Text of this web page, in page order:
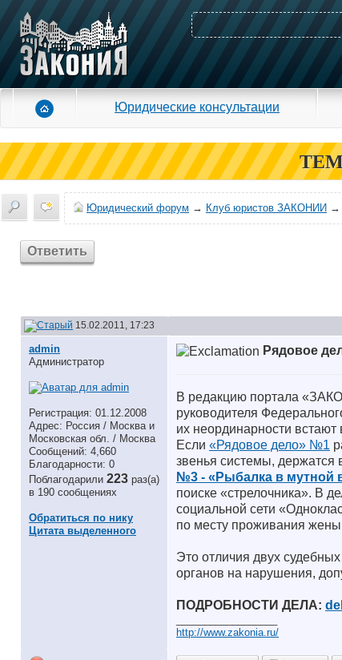
Юридические консультации
Юридический форум → Клуб юристов ЗАКОНИИ →
Ответить
15.02.2011, 17:23
аdmin
Администратор
Регистрация: 01.12.2008
Адрес: Россия / Москва и
Московская обл. / Москва
Сообщений: 4,660
Благодарности: 0
Поблагодарили 223 раз(а)
в 190 сообщениях
Обратиться по нику
Цитата выделенного
Рядовое
В редакцию портала
руководителя
их неординарности
Если «Рядовое дело» №1
звенья системы, держатся
№3 - «Рыбалка в мутной
поиске «стрелочника». В
социальной сети
по месту проживания жены
Это отличия двух
органов на нарушения,
ПОДРОБНОСТИ ДЕЛА:
http://www.zakonia.ru/